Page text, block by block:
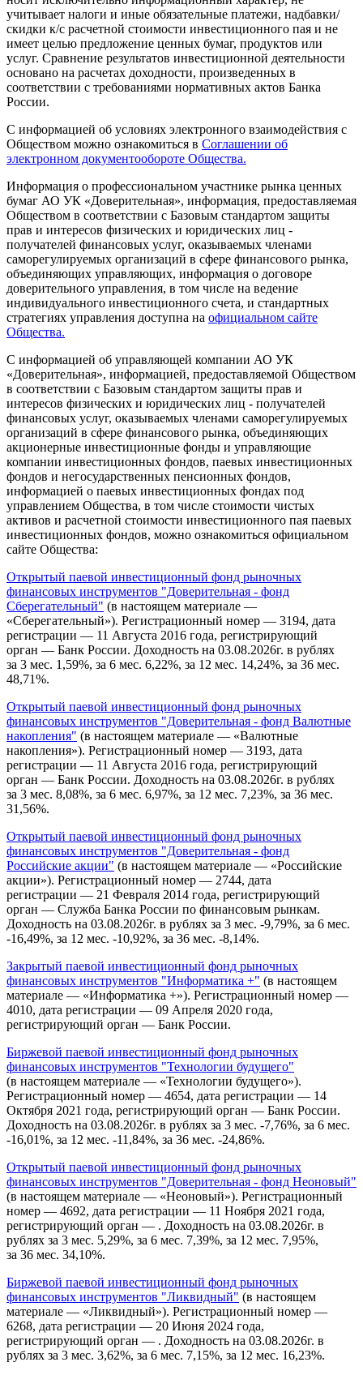
учитывает налоги и иные обязательные платежи, надбавки/
скидки к/с расчетной стоимости инвестиционного пая и не
имеет целью предложение ценных бумаг, продуктов или
услуг. Сравнение результатов инвестиционной деятельности
основано на расчетах доходности, произведенных в
соответствии с требованиями нормативных актов Банка
России.
С информацией об условиях электронного взаимодействия с
Обществом можно ознакомиться в Соглашении об
электронном документообороте Общества.
Информация о профессиональном участнике рынка ценных
бумаг АО УК «Доверительная», информация, предоставляемая
Обществом в соответствии с Базовым стандартом защиты
прав и интересов физических и юридических лиц -
получателей финансовых услуг, оказываемых членами
саморегулируемых организаций в сфере финансового рынка,
объединяющих управляющих, информация о договоре
доверительного управления, в том числе на ведение
индивидуального инвестиционного счета, и стандартных
стратегиях управления доступна на официальном сайте
Общества.
С информацией об управляющей компании АО УК
«Доверительная», информацией, предоставляемой Обществом
в соответствии с Базовым стандартом защиты прав и
интересов физических и юридических лиц - получателей
финансовых услуг, оказываемых членами саморегулируемых
организаций в сфере финансового рынка, объединяющих
акционерные инвестиционные фонды и управляющие
компании инвестиционных фондов, паевых инвестиционных
фондов и негосударственных пенсионных фондов,
информацией о паевых инвестиционных фондах под
управлением Общества, в том числе стоимости чистых
активов и расчетной стоимости инвестиционного пая паевых
инвестиционных фондов, можно ознакомиться официальном
сайте Общества:
Открытый паевой инвестиционный фонд рыночных
финансовых инструментов "Доверительная - фонд
Сберегательный" (в настоящем материале —
«Сберегательный»). Регистрационный номер — 3194, дата
регистрации — 11 Августа 2016 года, регистрирующий
орган — Банк России. Доходность на 03.08.2026г. в рублях
за 3 мес. 1,59%, за 6 мес. 6,22%, за 12 мес. 14,24%, за 36 мес.
48,71%.
Открытый паевой инвестиционный фонд рыночных
финансовых инструментов "Доверительная - фонд Валютные
накопления" (в настоящем материале — «Валютные
накопления»). Регистрационный номер — 3193, дата
регистрации — 11 Августа 2016 года, регистрирующий
орган — Банк России. Доходность на 03.08.2026г. в рублях
за 3 мес. 8,08%, за 6 мес. 6,97%, за 12 мес. 7,23%, за 36 мес.
31,56%.
Открытый паевой инвестиционный фонд рыночных
финансовых инструментов "Доверительная - фонд
Российские акции" (в настоящем материале — «Российские
акции»). Регистрационный номер — 2744, дата
регистрации — 21 Февраля 2014 года, регистрирующий
орган — Служба Банка России по финансовым рынкам.
Доходность на 03.08.2026г. в рублях за 3 мес. -9,79%, за 6 мес.
-16,49%, за 12 мес. -10,92%, за 36 мес. -8,14%.
Закрытый паевой инвестиционный фонд рыночных
финансовых инструментов "Информатика +" (в настоящем
материале — «Информатика +»). Регистрационный номер —
4010, дата регистрации — 09 Апреля 2020 года,
регистрирующий орган — Банк России.
Биржевой паевой инвестиционный фонд рыночных
финансовых инструментов "Технологии будущего"
(в настоящем материале — «Технологии будущего»).
Регистрационный номер — 4654, дата регистрации — 14
Октября 2021 года, регистрирующий орган — Банк России.
Доходность на 03.08.2026г. в рублях за 3 мес. -7,76%, за 6 мес.
-16,01%, за 12 мес. -11,84%, за 36 мес. -24,86%.
Открытый паевой инвестиционный фонд рыночных
финансовых инструментов "Доверительная - фонд Неоновый"
(в настоящем материале — «Неоновый»). Регистрационный
номер — 4692, дата регистрации — 11 Ноября 2021 года,
регистрирующий орган — . Доходность на 03.08.2026г. в
рублях за 3 мес. 5,29%, за 6 мес. 7,39%, за 12 мес. 7,95%,
за 36 мес. 34,10%.
Биржевой паевой инвестиционный фонд рыночных
финансовых инструментов "Ликвидный" (в настоящем
материале — «Ликвидный»). Регистрационный номер —
6268, дата регистрации — 20 Июня 2024 года,
регистрирующий орган — . Доходность на 03.08.2026г. в
рублях за 3 мес. 3,62%, за 6 мес. 7,15%, за 12 мес. 16,23%.